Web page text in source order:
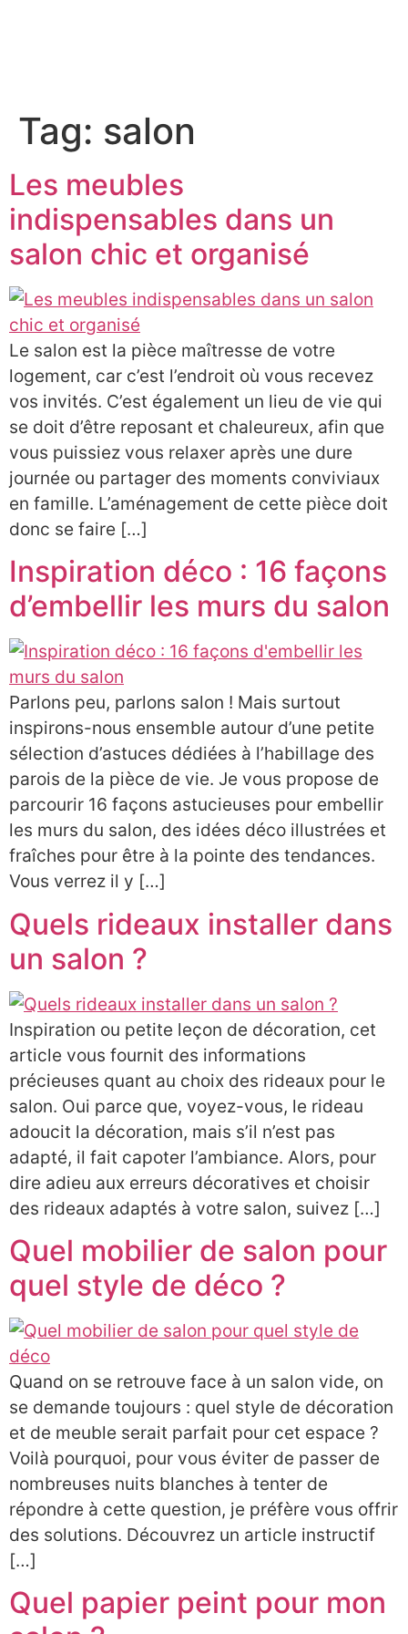
Tag: salon
Les meubles
indispensables dans un
salon chic et organisé
Le salon est la pièce maîtresse de votre
logement, car c’est l’endroit où vous recevez
vos invités. C’est également un lieu de vie qui
se doit d’être reposant et chaleureux, afin que
vous puissiez vous relaxer après une dure
journée ou partager des moments conviviaux
en famille. L’aménagement de cette pièce doit
donc se faire […]
Inspiration déco : 16 façons
d’embellir les murs du salon
Parlons peu, parlons salon ! Mais surtout
inspirons-nous ensemble autour d’une petite
sélection d’astuces dédiées à l’habillage des
parois de la pièce de vie. Je vous propose de
parcourir 16 façons astucieuses pour embellir
les murs du salon, des idées déco illustrées et
fraîches pour être à la pointe des tendances.
Vous verrez il y […]
Quels rideaux installer dans
un salon ?
Inspiration ou petite leçon de décoration, cet
article vous fournit des informations
précieuses quant au choix des rideaux pour le
salon. Oui parce que, voyez-vous, le rideau
adoucit la décoration, mais s’il n’est pas
adapté, il fait capoter l’ambiance. Alors, pour
dire adieu aux erreurs décoratives et choisir
des rideaux adaptés à votre salon, suivez […]
Quel mobilier de salon pour
quel style de déco ?
Quand on se retrouve face à un salon vide, on
se demande toujours : quel style de décoration
et de meuble serait parfait pour cet espace ?
Voilà pourquoi, pour vous éviter de passer de
nombreuses nuits blanches à tenter de
répondre à cette question, je préfère vous offrir
des solutions. Découvrez un article instructif
[…]
Quel papier peint pour mon